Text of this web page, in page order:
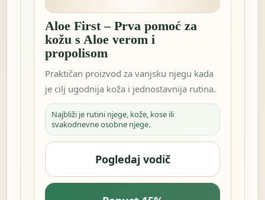
Aloe First – Prva pomoć za
kožu s Aloe verom i
propolisom
Praktičan proizvod za vanjsku njegu kada
je cilj ugodnija koža i jednostavnija rutina.
Najbliži je rutini njege, kože, kose ili
svakodnevne osobne njege.
Pogledaj vodič